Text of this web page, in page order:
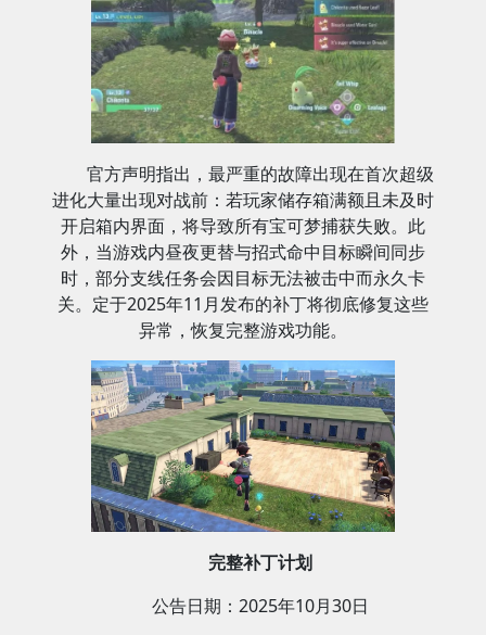
官方声明指出，最严重的故障出现在首次超级
进化大量出现对战前：若玩家储存箱满额且未及时
开启箱内界面，将导致所有宝可梦捕获失败。此
外，当游戏内昼夜更替与招式命中目标瞬间同步
时，部分支线任务会因目标无法被击中而永久卡
关。定于2025年11月发布的补丁将彻底修复这些
异常，恢复完整游戏功能。
完整补丁计划
公告日期：2025年10月30日